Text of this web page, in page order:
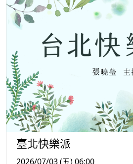
臺北快樂派
2026/07/03 (五) 06:00